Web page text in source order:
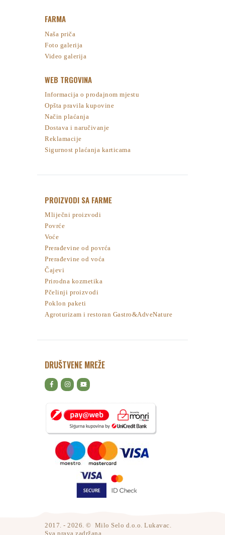
FARMA
Naša priča
Foto galerija
Video galerija
WEB TRGOVINA
Informacija o prodajnom mjestu
Opšta pravila kupovine
Način plaćanja
Dostava i naručivanje
Reklamacije
Sigurnost plaćanja karticama
PROIZVODI SA FARME
Mliječni proizvodi
Povrće
Voće
Prerađevine od povrća
Prerađevine od voća
Čajevi
Prirodna kozmetika
Pčelinji proizvodi
Poklon paketi
Agroturizam i restoran Gastro&AdveNature
DRUŠTVENE MREŽE
2017. - 2026. © Milo Selo d.o.o. Lukavac.
Sva prava zadržana.